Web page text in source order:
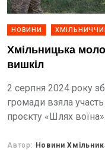
НОВИНИ
Хмільницька
вишкіл
2 серпня 2024 року
громади взяла участь
проєкту «Шлях
Автор: Новини